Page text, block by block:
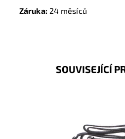
Záruka:24 měsíců
SOUVISEJÍCÍ
Malá kožená crossbody
černé barvě s uzavíráním na